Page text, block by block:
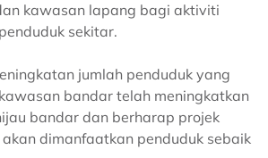
kawasan lapang bagi aktiviti
sekitar.
jumlah penduduk yang
bandar telah meningkatkan
bandar dan berharap projek
dimanfaatkan penduduk sebaik